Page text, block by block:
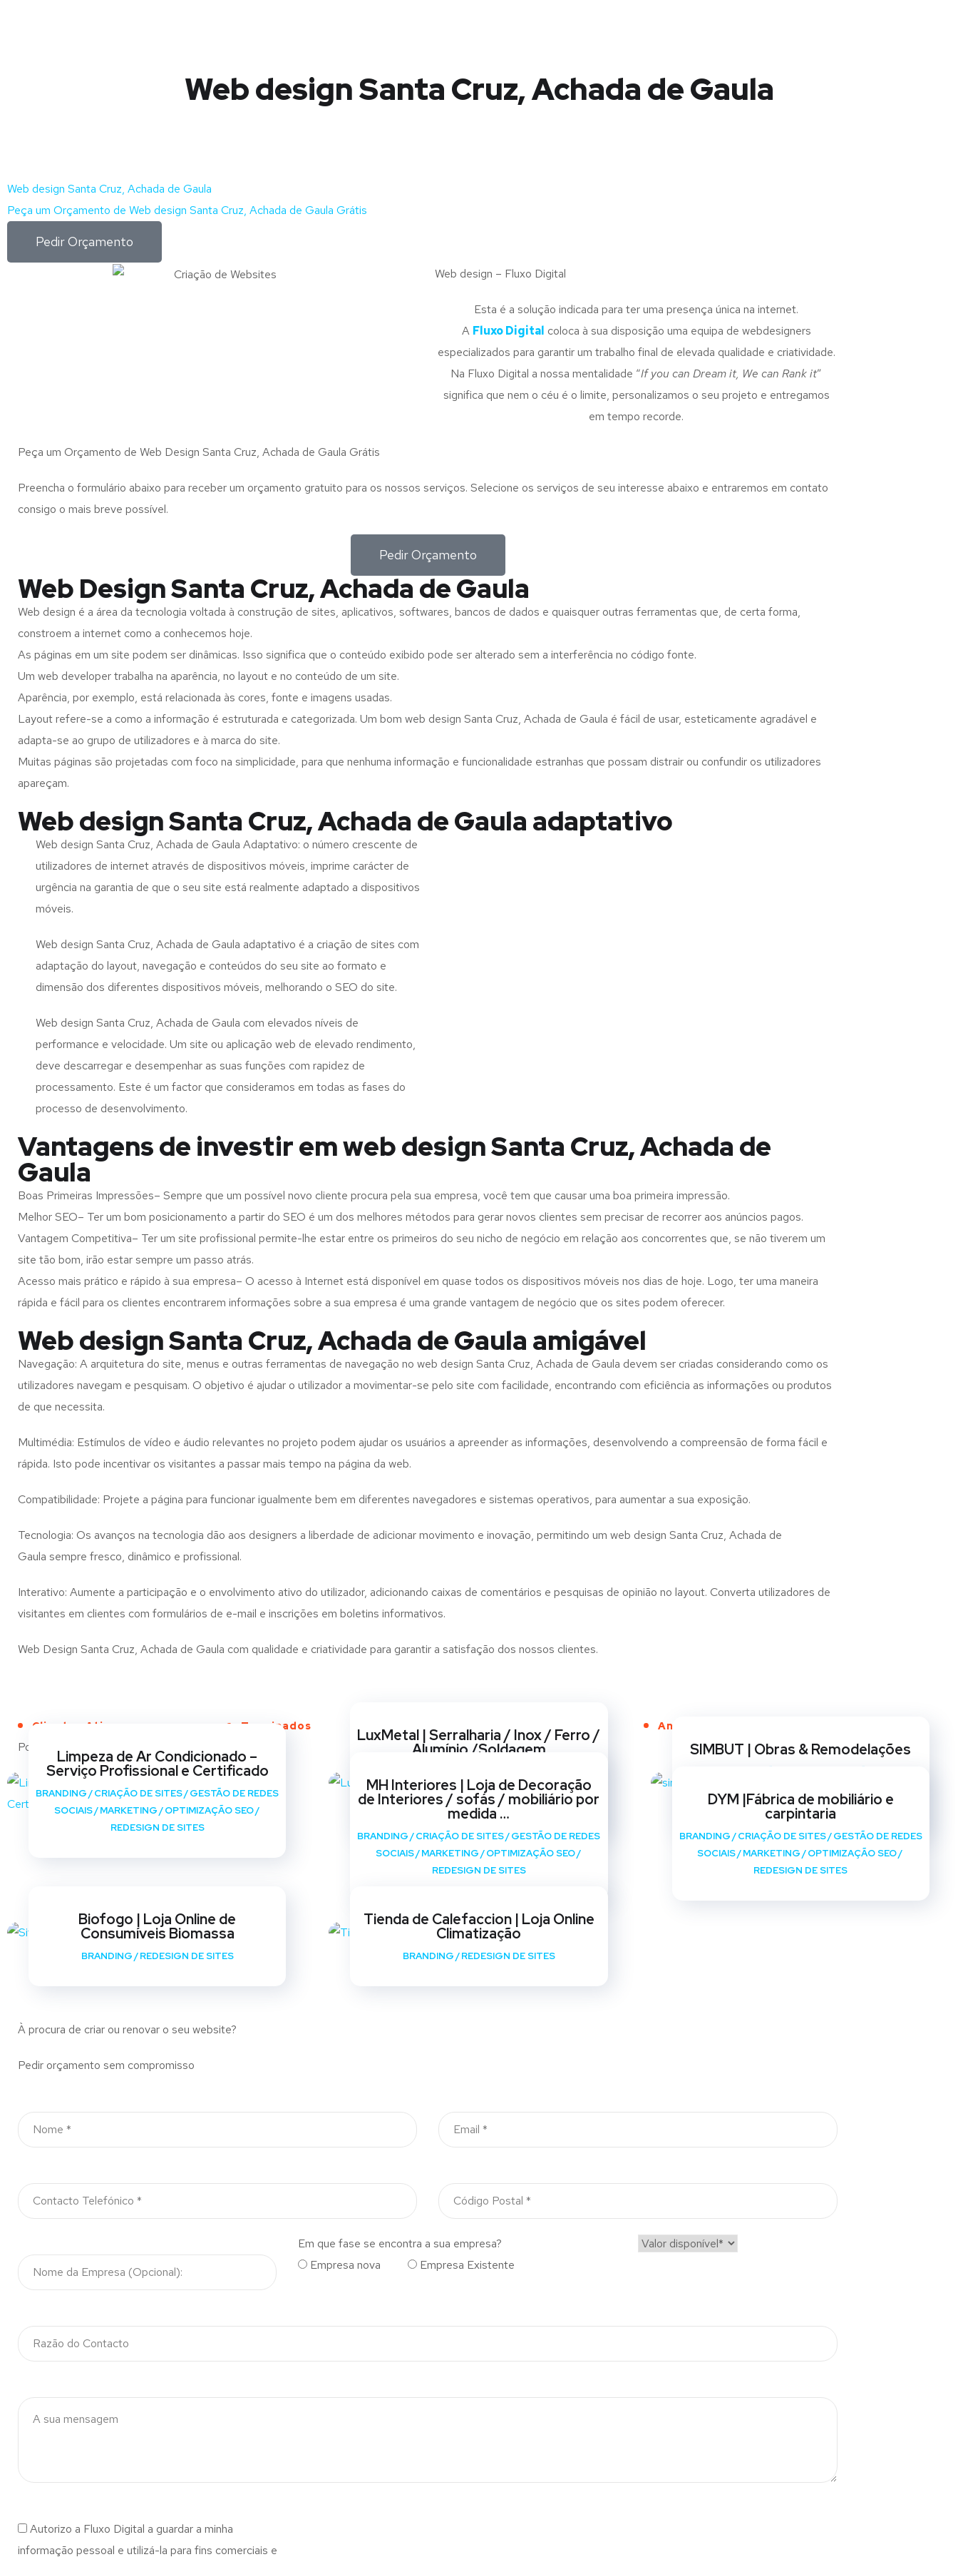
Web design Santa Cruz, Achada de Gaula
Web design Santa Cruz, Achada de Gaula
Peça um Orçamento de Web design Santa Cruz, Achada de Gaula Grátis
Pedir Orçamento
Web design – Fluxo Digital
Esta é a solução indicada para ter uma presença única na internet.
A Fluxo Digital coloca à sua disposição uma equipa de webdesigners
especializados para garantir um trabalho final de elevada qualidade e criatividade.
Na Fluxo Digital a nossa mentalidade “If you can Dream it, We can Rank it”
significa que nem o céu é o limite, personalizamos o seu projeto e entregamos
em tempo recorde.
Peça um Orçamento de Web Design Santa Cruz, Achada de Gaula Grátis
Preencha o formulário abaixo para receber um orçamento gratuito para os nossos serviços. Selecione os serviços de seu interesse abaixo e entraremos em contato
consigo o mais breve possível.
Pedir Orçamento
Web Design Santa Cruz, Achada de Gaula
Web design é a área da tecnologia voltada à construção de sites, aplicativos, softwares, bancos de dados e quaisquer outras ferramentas que, de certa forma,
constroem a internet como a conhecemos hoje.
As páginas em um site podem ser dinâmicas. Isso significa que o conteúdo exibido pode ser alterado sem a interferência no código fonte.
Um web developer trabalha na aparência, no layout e no conteúdo de um site.
Aparência, por exemplo, está relacionada às cores, fonte e imagens usadas.
Layout refere-se a como a informação é estruturada e categorizada. Um bom web design Santa Cruz, Achada de Gaula é fácil de usar, esteticamente agradável e
adapta-se ao grupo de utilizadores e à marca do site.
Muitas páginas são projetadas com foco na simplicidade, para que nenhuma informação e funcionalidade estranhas que possam distrair ou confundir os utilizadores
apareçam.
Web design Santa Cruz, Achada de Gaula adaptativo
Web design Santa Cruz, Achada de Gaula Adaptativo: o número crescente de
utilizadores de internet através de dispositivos móveis, imprime carácter de
urgência na garantia de que o seu site está realmente adaptado a dispositivos
móveis.
Web design Santa Cruz, Achada de Gaula adaptativo é a criação de sites com
adaptação do layout, navegação e conteúdos do seu site ao formato e
dimensão dos diferentes dispositivos móveis, melhorando o SEO do site.
Web design Santa Cruz, Achada de Gaula com elevados níveis de
performance e velocidade. Um site ou aplicação web de elevado rendimento,
deve descarregar e desempenhar as suas funções com rapidez de
processamento. Este é um factor que consideramos em todas as fases do
processo de desenvolvimento.
Vantagens de investir em web design Santa Cruz, Achada de
Gaula
Boas Primeiras Impressões– Sempre que um possível novo cliente procura pela sua empresa, você tem que causar uma boa primeira impressão.
Melhor SEO– Ter um bom posicionamento a partir do SEO é um dos melhores métodos para gerar novos clientes sem precisar de recorrer aos anúncios pagos.
Vantagem Competitiva– Ter um site profissional permite-lhe estar entre os primeiros do seu nicho de negócio em relação aos concorrentes que, se não tiverem um
site tão bom, irão estar sempre um passo atrás.
Acesso mais prático e rápido à sua empresa– O acesso à Internet está disponível em quase todos os dispositivos móveis nos dias de hoje. Logo, ter uma maneira
rápida e fácil para os clientes encontrarem informações sobre a sua empresa é uma grande vantagem de negócio que os sites podem oferecer.
Web design Santa Cruz, Achada de Gaula amigável
Navegação: A arquitetura do site, menus e outras ferramentas de navegação no web design Santa Cruz, Achada de Gaula devem ser criadas considerando como os
utilizadores navegam e pesquisam. O objetivo é ajudar o utilizador a movimentar-se pelo site com facilidade, encontrando com eficiência as informações ou produtos
de que necessita.
Multimédia: Estímulos de vídeo e áudio relevantes no projeto podem ajudar os usuários a apreender as informações, desenvolvendo a compreensão de forma fácil e
rápida. Isto pode incentivar os visitantes a passar mais tempo na página da web.
Compatibilidade: Projete a página para funcionar igualmente bem em diferentes navegadores e sistemas operativos, para aumentar a sua exposição.
Tecnologia: Os avanços na tecnologia dão aos designers a liberdade de adicionar movimento e inovação, permitindo um web design Santa Cruz, Achada de
Gaula sempre fresco, dinâmico e profissional.
Interativo: Aumente a participação e o envolvimento ativo do utilizador, adicionando caixas de comentários e pesquisas de opinião no layout. Converta utilizadores de
visitantes em clientes com formulários de e-mail e inscrições em boletins informativos.
Web Design Santa Cruz, Achada de Gaula com qualidade e criatividade para garantir a satisfação dos nossos clientes.
Clientes Ativos Terminados Anos de Serviço
Portfólio
Limpeza de Ar Condicionado –
Serviço Profissional e Certificado
BRANDING/CRIAÇÃO DE SITES/GESTÃO DE REDES
SOCIAIS/MARKETING/OPTIMIZAÇÃO SEO/
REDESIGN DE SITES
LuxMetal | Serralharia / Inox / Ferro /
Alumínio /Soldagem
SOCIAIS/ MARKETING/OPTIMIZAÇÃO SEO/
REDESIGN DE SITES
SIMBUT | Obras & Remodelações
REDESIGN DE SITES
MH Interiores | Loja de Decoração
de Interiores / sofás / mobiliário por
medida …
BRANDING /CRIAÇÃO DE SITES/GESTÃO DE REDES
SOCIAIS/MARKETING/OPTIMIZAÇÃO SEO/
REDESIGN DE SITES
DYM |Fábrica de mobiliário e
carpintaria
BRANDING/CRIAÇÃO DE SITES/GESTÃO DE REDES
SOCIAIS/MARKETING/OPTIMIZAÇÃO SEO/
REDESIGN DE SITES
Biofogo | Loja Online de
Consumíveis Biomassa
BRANDING/REDESIGN DE SITES
Tienda de Calefaccion | Loja Online
Climatização
BRANDING/REDESIGN DE SITES
À procura de criar ou renovar o seu website?
Pedir orçamento sem compromisso
Em que fase se encontra a sua empresa?
Empresa nova
Empresa Existente
Autorizo a Fluxo Digital a guardar a minha
informação pessoal e utilizá-la para fins comerciais e